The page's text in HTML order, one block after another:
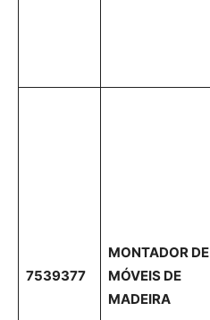
7539377
MONTADOR DE
MÓVEIS DE
MADEIRA